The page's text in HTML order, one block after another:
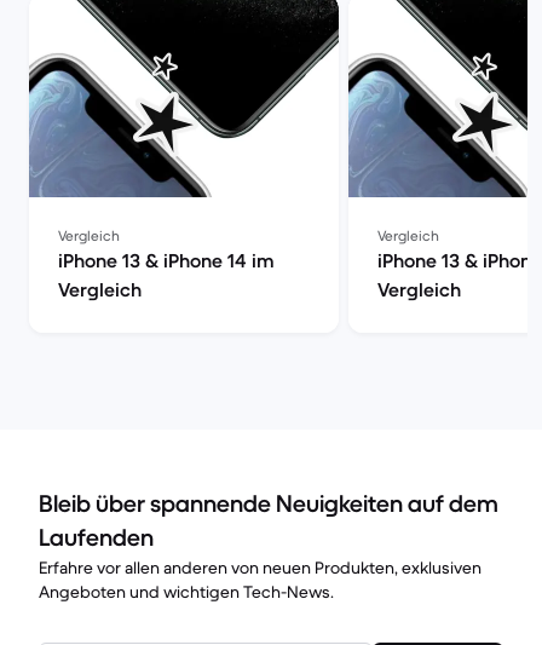
Vergleich
iPhone 13 & iPhone 14 im
Vergleich
Vergleich
iPhone 13 &
Vergleich
Bleib über spannende Neuigkeiten auf dem
Laufenden
Erfahre vor allen anderen von neuen Produkten, exklusiven
Angeboten und wichtigen Tech-News.